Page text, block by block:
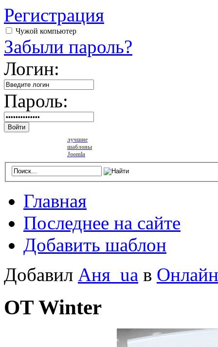
Регистрация
Чужой компьютер
Забыли пароль?
Логин:
Пароль:
Войти
лучшие
шаблоны
Joomla
Главная
Последнее на сайте
Добавить шаблон
Добавил Аня_ua в
OT Winter